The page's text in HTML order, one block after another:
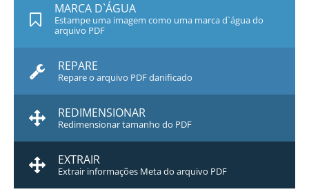
MARCA D`ÁGUA
Estampe uma imagem como uma marca d`água do
arquivo PDF
REPARE
Repare o arquivo PDF danificado
REDIMENSIONAR
Redimensionar tamanho do PDF
EXTRAIR
Extrair informações Meta do arquivo PDF